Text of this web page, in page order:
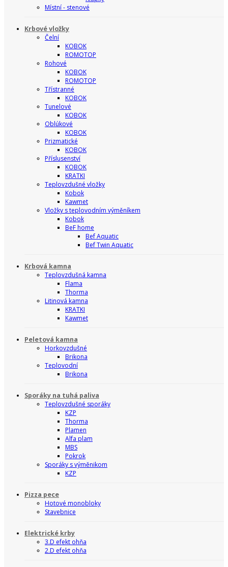
Místní - stenové
Krbové vložky
Čelní
KOBOK
ROMOTOP
Rohové
KOBOK
ROMOTOP
Třístranné
KOBOK
Tunelové
KOBOK
Oblúkové
KOBOK
Prizmatické
KOBOK
Příslusenství
KOBOK
KRATKI
Teplovzdušné vložky
Kobok
Kawmet
Vložky s teplovodním výměníkem
Kobok
BeF home
Bef Aquatic
Bef Twin Aquatic
Krbová kamna
Teplovzdušná kamna
Flama
Thorma
Litinová kamna
KRATKI
Kawmet
Peletová kamna
Horkovzdušné
Brikona
Teplovodní
Brikona
Sporáky na tuhá paliva
Teplovzdušné sporáky
KZP
Thorma
Plamen
Alfa plam
MBS
Pokrok
Sporáky s výměnikom
KZP
Pizza pece
Hotové monobloky
Stavebnice
Elektrické krby
3.D efekt ohňa
2.D efekt ohňa